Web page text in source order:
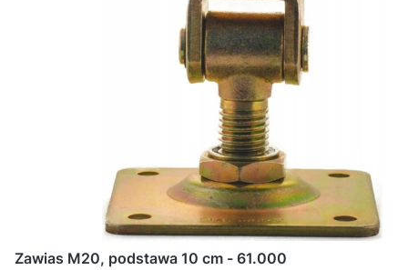
Zawias M20, podstawa 10 cm - 61.000